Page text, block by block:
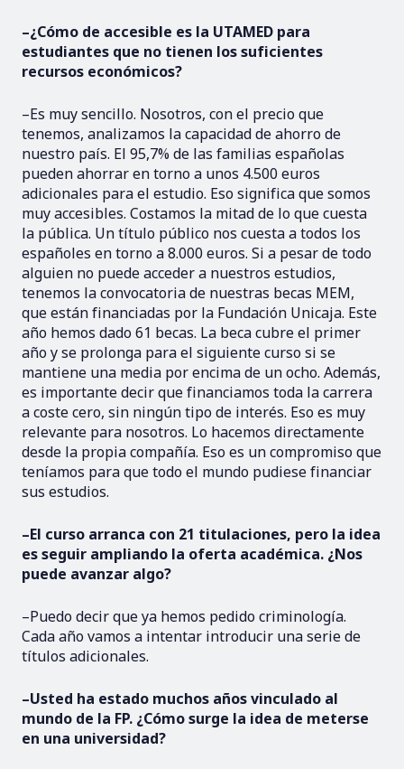
–¿Cómo de accesible es la UTAMED para
estudiantes que no tienen los suficientes
recursos económicos?
–Es muy sencillo. Nosotros, con el precio que
tenemos, analizamos la capacidad de ahorro de
nuestro país. El 95,7% de las familias españolas
pueden ahorrar en torno a unos 4.500 euros
adicionales para el estudio. Eso significa que somos
muy accesibles. Costamos la mitad de lo que cuesta
la pública. Un título público nos cuesta a todos los
españoles en torno a 8.000 euros. Si a pesar de todo
alguien no puede acceder a nuestros estudios,
tenemos la convocatoria de nuestras becas MEM,
que están financiadas por la Fundación Unicaja. Este
año hemos dado 61 becas. La beca cubre el primer
año y se prolonga para el siguiente curso si se
mantiene una media por encima de un ocho. Además,
es importante decir que financiamos toda la carrera
a coste cero, sin ningún tipo de interés. Eso es muy
relevante para nosotros. Lo hacemos directamente
desde la propia compañía. Eso es un compromiso que
teníamos para que todo el mundo pudiese financiar
sus estudios.
–El curso arranca con 21 titulaciones, pero la idea
es seguir ampliando la oferta académica. ¿Nos
puede avanzar algo?
–Puedo decir que ya hemos pedido criminología.
Cada año vamos a intentar introducir una serie de
títulos adicionales.
–Usted ha estado muchos años vinculado al
mundo de la FP. ¿Cómo surge la idea de meterse
en una universidad?